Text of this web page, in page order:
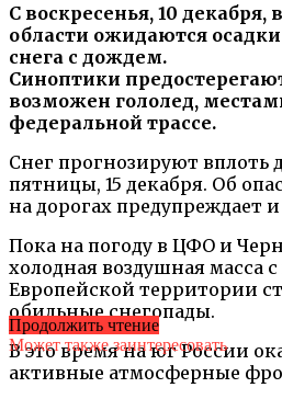
С воскресенья, 10 декабря,
области ожидаются
снега с дождем.
Синоптики
возможен гололед,
федеральной трассе.
Снег прогнозируют вплоть
пятницы, 15 декабря. Об
на дорогах предупреждает и
Пока на погоду в ЦФО и
холодная воздушная масса
Европейской территории
обильные снегопады.
В это время на юг России
активные атмосферные
Продолжить чтение
Может также заинтересовать